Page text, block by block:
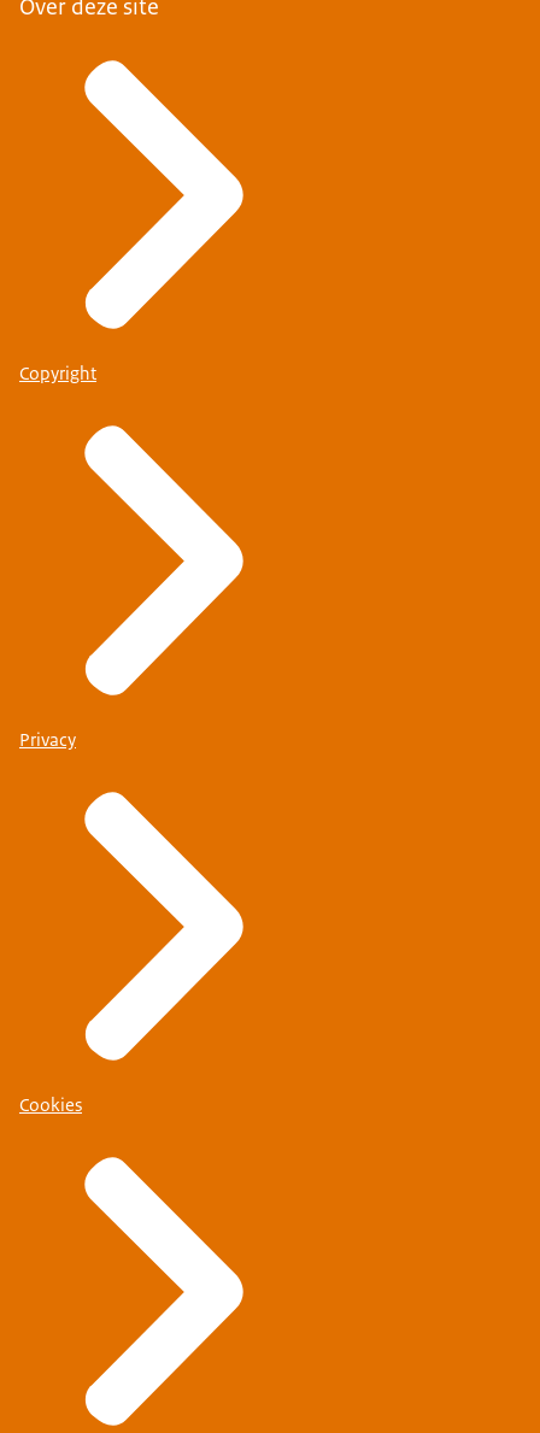
Over deze site
Copyright
Privacy
Cookies